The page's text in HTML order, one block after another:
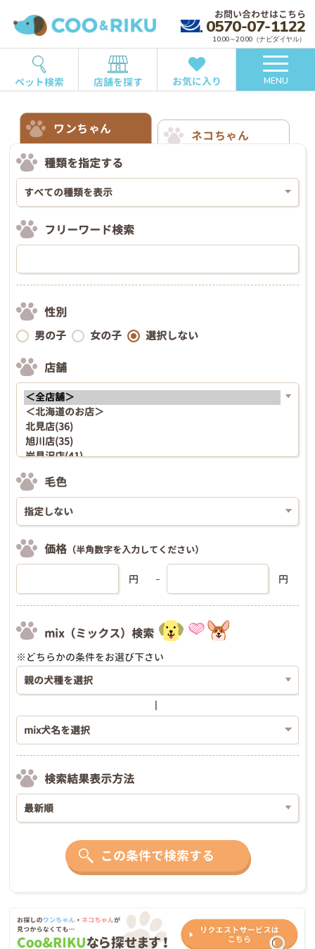
お問い合わせはこちら
0570-07-1122
10:00～20:00（ナビダイヤル）
ペット検索 店舗を探す お気に入り MENU
ワンちゃん
ネコちゃん
種類を指定する
フリーワード検索
性別
男の子 女の子 選択しない
店舗
毛色
価格 （半角数字を入力してください）
円 円
mix（ミックス）検索
※どちらかの条件をお選び下さい
検索結果表示方法
この条件で検索する